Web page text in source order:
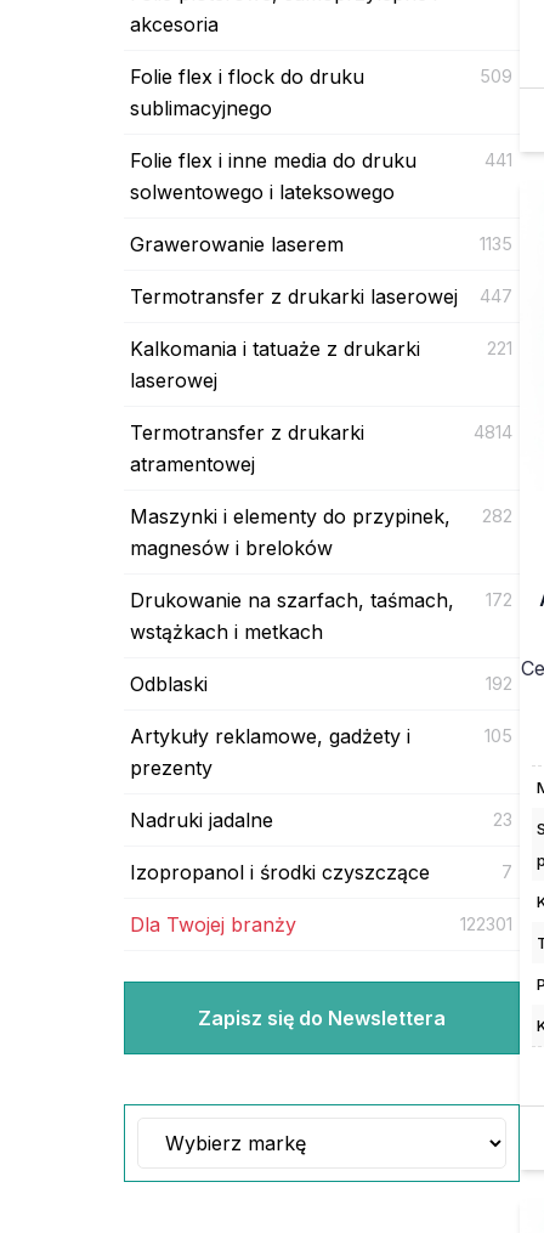
akcesoria
Folie flex i flock do druku
sublimacyjnego
509
Folie flex i inne media do druku
solwentowego i lateksowego
441
Grawerowanie laserem 1135
Termotransfer z drukarki laserowej 447
Kalkomania i tatuaże z drukarki
laserowej
221
Termotransfer z drukarki
atramentowej
4814
Maszynki i elementy do przypinek,
magnesów i breloków
282
Drukowanie na szarfach, taśmach,
wstążkach i metkach
172
Odblaski 192
Artykuły reklamowe, gadżety i
prezenty
105
Nadruki jadalne 23
Izopropanol i środki czyszczące 7
Dla Twojej branży 122301
Zapisz się do Newslettera